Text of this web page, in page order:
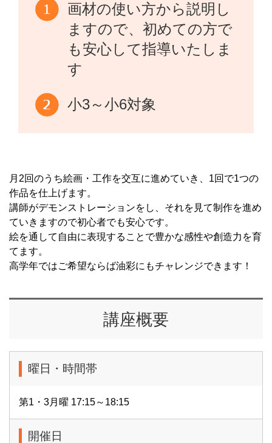
画材の使い方から説明し
ますので、初めての方で
も安心して指導いたしま
す
小3～小6対象
月2回のうち絵画・工作を交互に進めていき、1回で1つの
作品を仕上げます。
講師がデモンストレーションをし、それを見て制作を進め
ていきますので初心者でも安心です。
絵を通して自由に表現することで豊かな感性や創造力を育
てます。
高学年ではご希望ならば油彩にもチャレンジできます！
講座概要
曜日・時間帯
第1・3月曜 17:15～18:15
開催日